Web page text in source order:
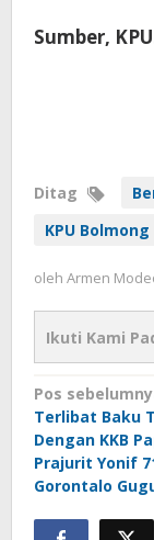
Sumber,
Ditag
KPU Bolmong
oleh Armen
Ikuti Kami
pos
Pos
Terlibat Baku
Dengan KKB
Prajurit Yonif
Gorontalo